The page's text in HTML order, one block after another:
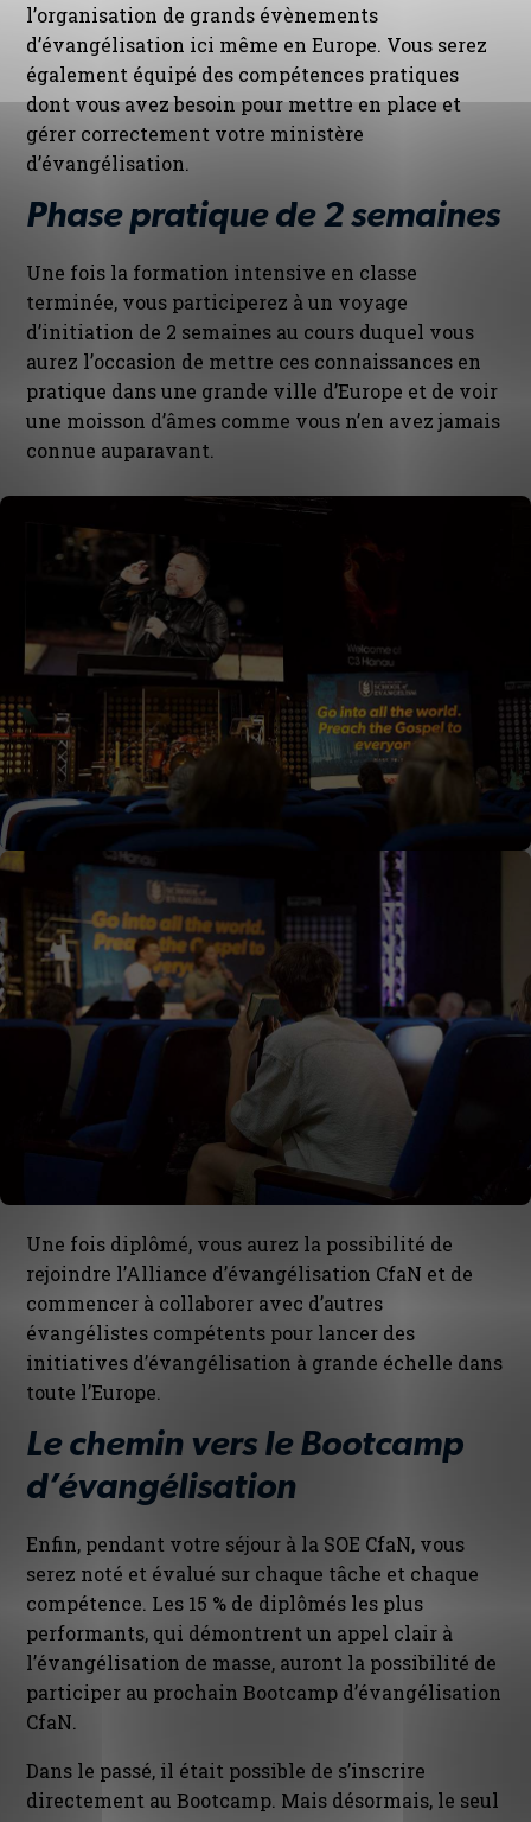
l’organisation de grands évènements
d’évangélisation ici même en Europe. Vous serez
également équipé des compétences pratiques
dont vous avez besoin pour mettre en place et
gérer correctement votre ministère
d’évangélisation.
Phase pratique de 2 semaines
Une fois la formation intensive en classe
terminée, vous participerez à un voyage
d’initiation de 2 semaines au cours duquel vous
aurez l’occasion de mettre ces connaissances en
pratique dans une grande ville d’Europe et de voir
une moisson d’âmes comme vous n’en avez jamais
connue auparavant.
Une fois diplômé, vous aurez la possibilité de
rejoindre l’Alliance d’évangélisation CfaN et de
commencer à collaborer avec d’autres
évangélistes compétents pour lancer des
initiatives d’évangélisation à grande échelle dans
toute l’Europe.
Le chemin vers le Bootcamp
d’évangélisation
Enfin, pendant votre séjour à la SOE CfaN, vous
serez noté et évalué sur chaque tâche et chaque
compétence. Les 15 % de diplômés les plus
performants, qui démontrent un appel clair à
l’évangélisation de masse, auront la possibilité de
participer au prochain Bootcamp d’évangélisation
CfaN.
Dans le passé, il était possible de s’inscrire
directement au Bootcamp. Mais désormais, le seul